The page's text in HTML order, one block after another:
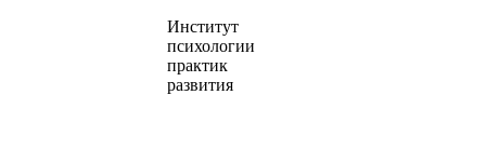
Институт
психологии
практик
развития